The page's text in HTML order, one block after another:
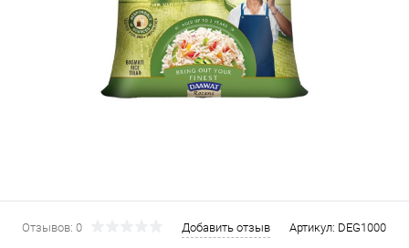
Отзывов: 0 Добавить отзыв Артикул: DEG1000